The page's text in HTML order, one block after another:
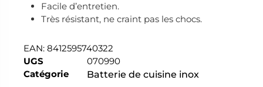
Facile d’entretien.
Très résistant, ne craint pas les chocs.
EAN: 8412595740322
UGS
070990
Catégorie
Batterie de cuisine inox